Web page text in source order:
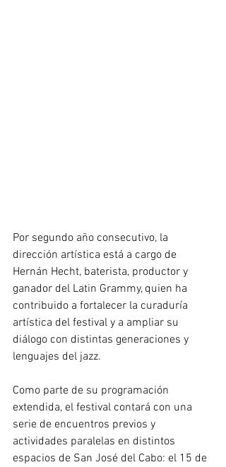
Por segundo año consecutivo, la
dirección artística está a cargo de
Hernán Hecht, baterista, productor y
ganador del Latin Grammy, quien ha
contribuido a fortalecer la curaduría
artística del festival y a ampliar su
diálogo con distintas generaciones y
lenguajes del jazz.
Como parte de su programación
extendida, el festival contará con una
serie de encuentros previos y
actividades paralelas en distintos
espacios de San José del Cabo: el 15 de